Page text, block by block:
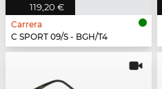
119,20 €
Carrera
C SPORT 09/S - BGH/T4